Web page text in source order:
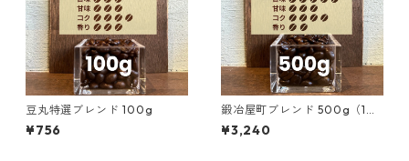
豆丸特選ブレンド 100g
¥756
鍛冶屋町ブレンド 500g（10
0g単価の20%OFF）
¥3,240